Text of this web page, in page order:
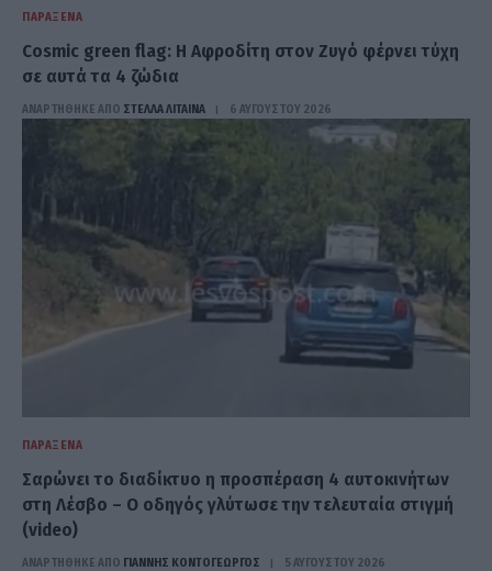
ΠΑΡΆΞΕΝΑ
Cosmic green flag: Η Αφροδίτη στον Ζυγό φέρνει τύχη
σε αυτά τα 4 ζώδια
ΑΝΑΡΤΗΘΗΚΕ ΑΠΟ ΣΤΈΛΛΑ ΛΊΤΑΙΝΑ 6 ΑΥΓΟΎΣΤΟΥ 2026
ΠΑΡΆΞΕΝΑ
Σαρώνει το διαδίκτυο η προσπέραση 4 αυτοκινήτων
στη Λέσβο – Ο oδηγός γλύτωσε την τελευταία στιγμή
(video)
ΑΝΑΡΤΗΘΗΚΕ ΑΠΟ ΓΙΆΝΝΗΣ ΚΟΝΤΟΓΕΏΡΓΟΣ 5 ΑΥΓΟΎΣΤΟΥ 2026